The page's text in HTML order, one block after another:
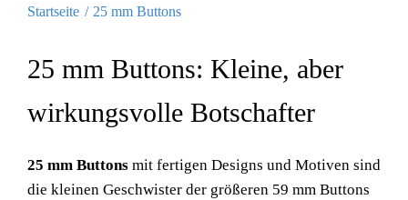
Startseite 25 mm Buttons
25 mm Buttons: Kleine, aber
wirkungsvolle Botschafter
25 mm Buttons mit fertigen Designs und Motiven sind
die kleinen Geschwister der größeren 59 mm Buttons